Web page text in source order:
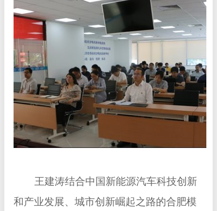
王建涛结合中国新能源汽车科技创新
和产业发展、城市创新崛起之路的合肥模